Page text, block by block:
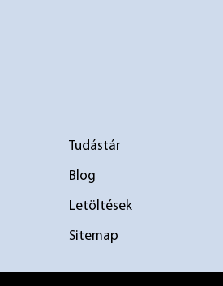
Tudástár
Blog
Letöltések
Sitemap